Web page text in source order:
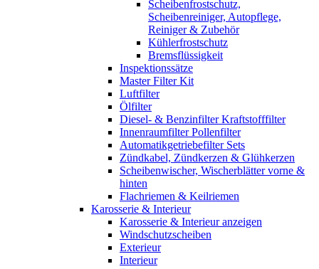
Scheibenfrostschutz,
Scheibenreiniger, Autopflege,
Reiniger & Zubehör
Kühlerfrostschutz
Bremsflüssigkeit
Inspektionssätze
Master Filter Kit
Luftfilter
Ölfilter
Diesel- & Benzinfilter Kraftstofffilter
Innenraumfilter Pollenfilter
Automatikgetriebefilter Sets
Zündkabel, Zündkerzen & Glühkerzen
Scheibenwischer, Wischerblätter vorne &
hinten
Flachriemen & Keilriemen
Karosserie & Interieur
Karosserie & Interieur anzeigen
Windschutzscheiben
Exterieur
Interieur